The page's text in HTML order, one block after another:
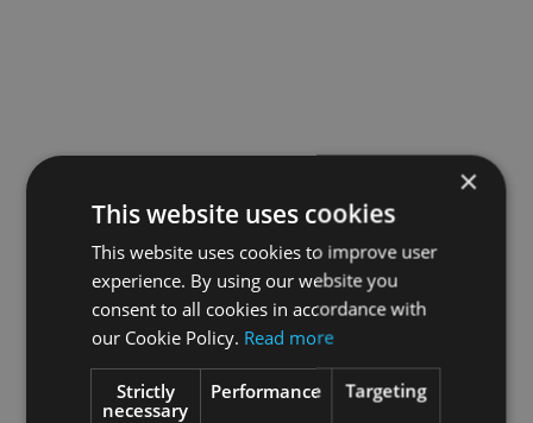
×
This website uses cookies
This website uses cookies to improve user
experience. By using our website you
consent to all cookies in accordance with
our Cookie Policy. Read more
Strictly
necessary
Performance Targeting